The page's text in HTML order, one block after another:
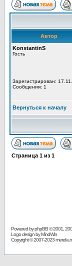
Автор
KonstantinS
Гость
Зарегистрирован:
Сообщения: 1
Вернуться к началу
Страница 1 из 1
Powered byphpBB© 2001,
Logo design by MindWin
Copyright © 2007-2023